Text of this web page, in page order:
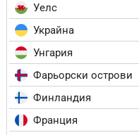
Уелс
Украйна
Унгария
Фарьорски острови
Финландия
Франция